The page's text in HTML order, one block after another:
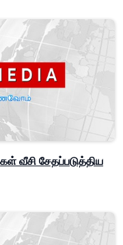
வீசி சேதப்படுத்திய